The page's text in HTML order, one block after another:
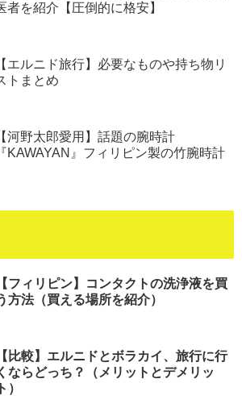
者を紹介【圧倒的に格安】
【エルニド旅行】必要なものや持ち物リ
トまとめ
【河野太郎愛用】話題の腕時計
『KAWAYAN』フィリピン製の竹腕時計
【フィリピン】コンタクトの洗浄液を買
方法（買える場所を紹介）
【比較】エルニドとボラカイ、旅行に行
ならどっち？（メリットとデメリッ
ト）